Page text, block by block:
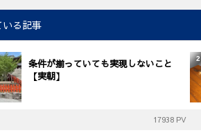
いる記事
条件が揃っていても実現しないこと
【実朝】
17938 PV
2